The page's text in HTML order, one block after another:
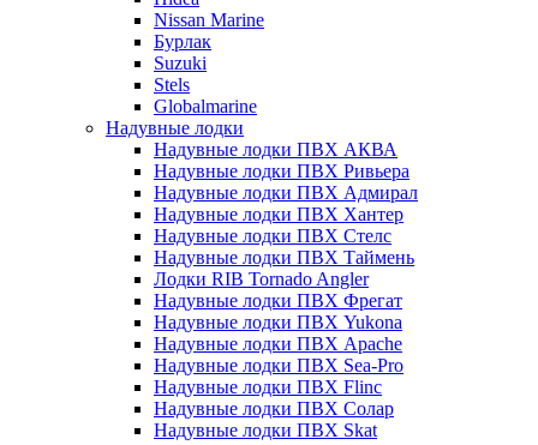
Nissan Marine
Бурлак
Suzuki
Stels
Globalmarine
Надувные лодки
Надувные лодки ПВХ АКВА
Надувные лодки ПВХ Ривьера
Надувные лодки ПВХ Адмирал
Надувные лодки ПВХ Хантер
Надувные лодки ПВХ Стелс
Надувные лодки ПВХ Таймень
Лодки RIB Tornado Angler
Надувные лодки ПВХ Фрегат
Надувные лодки ПВХ Yukona
Надувные лодки ПВХ Apache
Надувные лодки ПВХ Sea-Pro
Надувные лодки ПВХ Flinc
Надувные лодки ПВХ Солар
Надувные лодки ПВХ Skat